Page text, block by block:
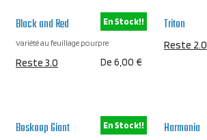
Black and Red
Variété au feuillage pourpre
De 6,00 €
Reste 3.0
En Stock!! Triton
Reste 2.0
Boskoop Giant En Stock!! Harmonia